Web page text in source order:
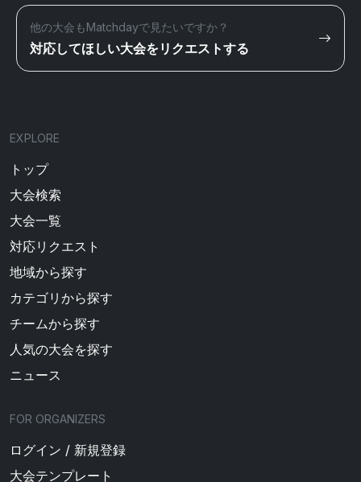
他の大会もMatchdayで見たいですか？
対応してほしい大会をリクエストする
EXPLORE
トップ
大会検索
大会一覧
対応リクエスト
地域から探す
カテゴリから探す
チームから探す
人気の大会を探す
ニュース
FOR ORGANIZERS
ログイン / 新規登録
大会テンプレート